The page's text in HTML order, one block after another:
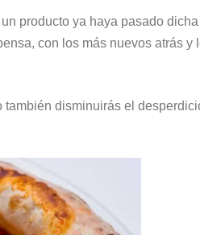
producto ya haya pasado
con los más nuevos atrás y
disminuirás el